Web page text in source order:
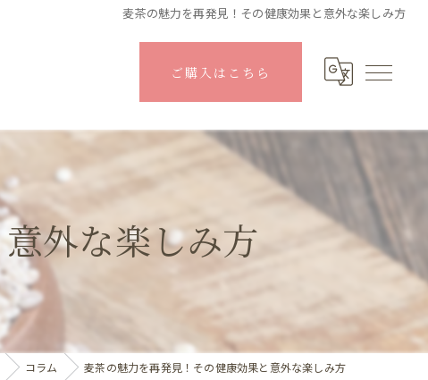
麦茶の魅力を再発見！その健康効果と意外な楽しみ方
ご購入はこちら
外な楽しみ方
コラム 麦茶の魅力を再発見！その健康効果と意外な楽しみ方